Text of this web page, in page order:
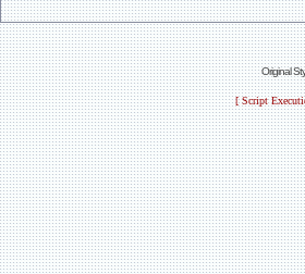
Original
[ Script